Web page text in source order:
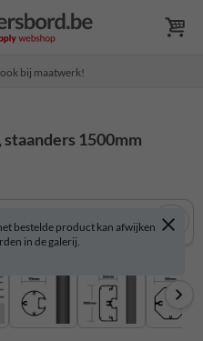
bij maatwerk!
1500mm
bestelde product kan afwijken
in de galerij.